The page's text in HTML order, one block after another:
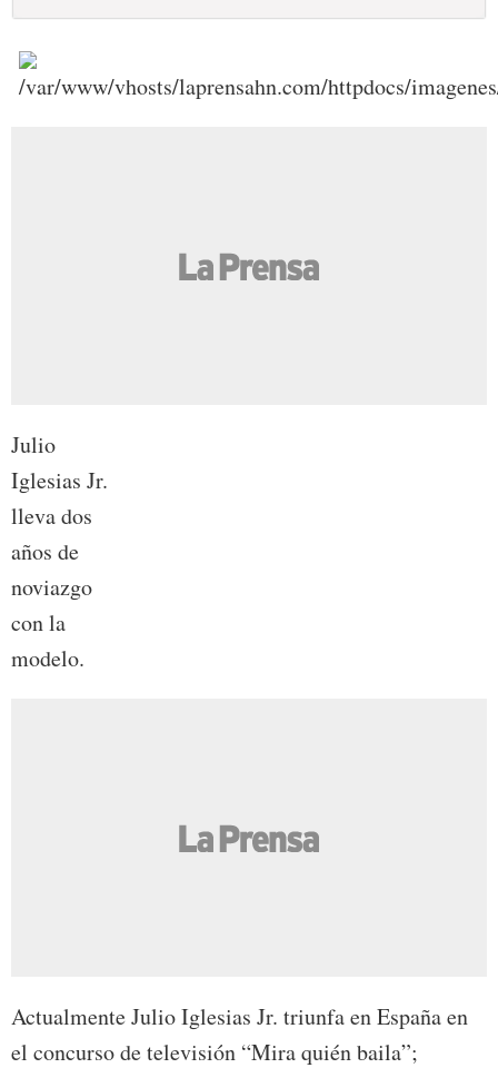
Julio
Iglesias Jr.
lleva dos
años de
noviazgo
con la
modelo.
Actualmente Julio Iglesias Jr. triunfa en España en
el concurso de televisión “Mira quién baila”;